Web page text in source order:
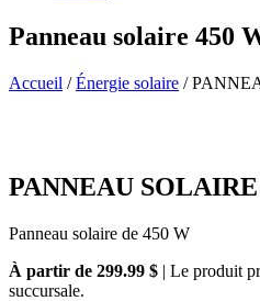
Panneau solaire 450
Accueil /Énergie solaire /
PANNEAU
Panneau solaire de 450 W
À partir de 299.99 $ | Le produit
succursale.